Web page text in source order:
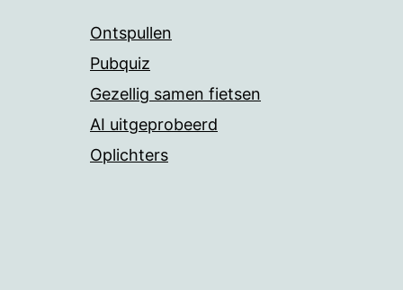
Ontspullen
Pubquiz
Gezellig samen fietsen
AI uitgeprobeerd
Oplichters